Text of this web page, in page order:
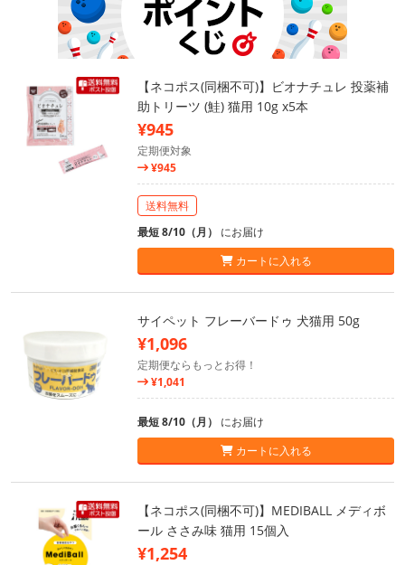
【ネコポス(同梱不可)】ビオナチュレ 投薬補
助トリーツ (鮭) 猫用 10g x5本
¥945
定期便対象
¥945
送料無料
最短 8/10（月） にお届け
カートに入れる
サイペット フレーバードゥ 犬猫用 50g
¥1,096
定期便ならもっとお得！
¥1,041
最短 8/10（月） にお届け
カートに入れる
【ネコポス(同梱不可)】MEDIBALL メディボ
ール ささみ味 猫用 15個入
¥1,254